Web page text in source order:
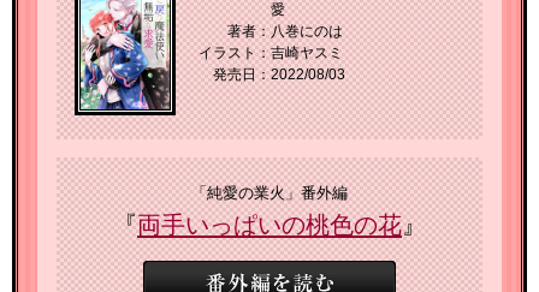
愛
著者：八巻にのは
イラスト：吉崎ヤスミ
発売日：2022/08/03
「純愛の業火」番外編
『両手いっぱいの桃色の花』